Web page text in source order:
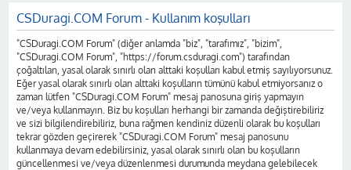
CSDuragi.COM Forum - Kullanım koşulları
"CSDuragi.COM Forum" (diğer anlamda "biz", "tarafımız", "bizim",
"CSDuragi.COM Forum", "https://forum.csduragi.com") tarafından
çoğaltılan, yasal olarak sınırlı olan alttaki koşulları kabul etmiş sayılıyorsunuz.
Eğer yasal olarak sınırlı olan alttaki koşulların tümünü kabul etmiyorsanız o
zaman lütfen "CSDuragi.COM Forum" mesaj panosuna giriş yapmayın
ve/veya kullanmayın. Biz bu koşulları herhangi bir zamanda değiştirebiliriz
ve sizi bilgilendirebiliriz, buna rağmen kendiniz düzenli olarak bu koşulları
tekrar gözden geçirerek "CSDuragi.COM Forum" mesaj panosunu
kullanmaya devam edebilirsiniz, yasal olarak sınırlı olan bu koşulların
güncellenmesi ve/veya düzenlenmesi durumunda meydana gelebilecek